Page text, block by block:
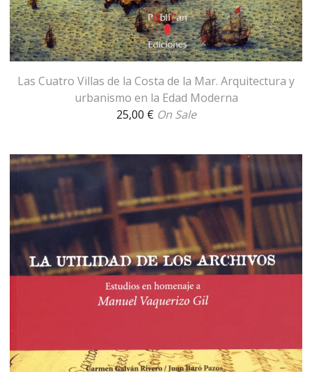
Las Cuatro Villas de la Costa de la Mar. Arquitectura y
urbanismo en la Edad Moderna
25,00 € On Sale